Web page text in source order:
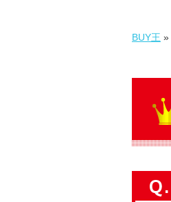
BUY王 »